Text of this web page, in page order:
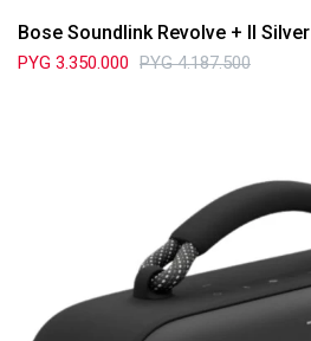
Bose Soundlink Revolve + II Silver
PYG 3.350.000 PYG 4.187.500